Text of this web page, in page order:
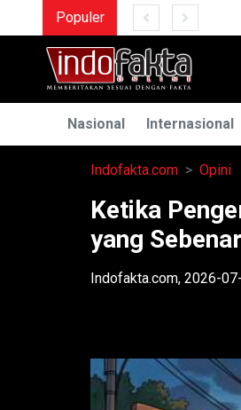
Populer
Nasional Internasional
Indofakta.com Opini
Ketika
yang
Indofakta.com, 2026-